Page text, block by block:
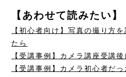
【あわせて読みたい】
【初心者向け】写真の撮り方
たら
【受講事例】カメラ講座受講
【受講事例】カメラ初心者だ